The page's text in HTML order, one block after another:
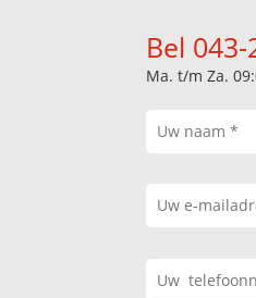
Bel
Ma. t/m Za.